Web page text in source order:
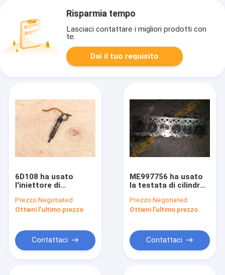
Risparmia tempo
Lasciaci contattare i migliori prodotti con
te.
Dai il tuo requisito
6D108 ha usato
l'iniettore di
motore diesel 6222-
13-3300 per
Prezzo:Negotiated
Ottieni l'ultimo prezzo
Contattaci
ME997756 ha usato
la testata di cilindro
cilindro si dirige
verso l'escavatore
Prezzo:Negotiated
Ottieni l'ultimo prezzo
Contattaci